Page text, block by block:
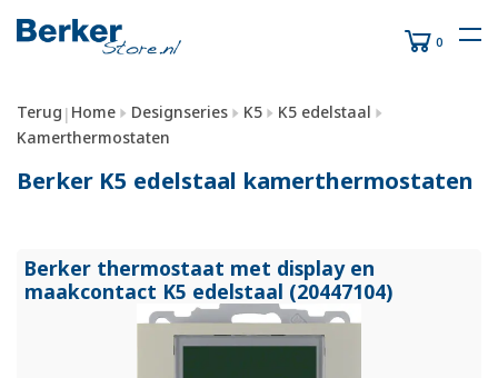
0
Terug | Home Designseries K5
K5 edelstaal
Kamerthermostaten
Berker K5 edelstaal kamerthermostaten
Berker thermostaat met display en
maakcontact K5 edelstaal (20447104)